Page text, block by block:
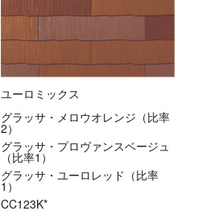
ユーロミックス
グラッサ・メロウオレンジ（比率
2）
グラッサ・プロヴァンスベージュ
（比率1）
グラッサ・ユーロレッド（比率
1）
CC123K*